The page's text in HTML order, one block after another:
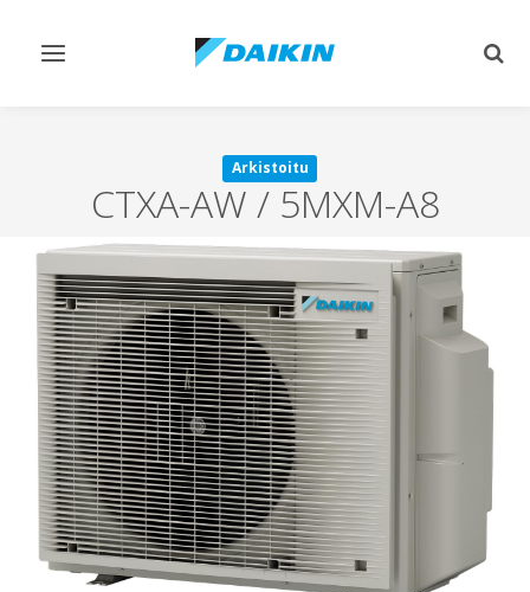
Vaihda
Arkistoitu
CTXA-AW / 5MXM-A8